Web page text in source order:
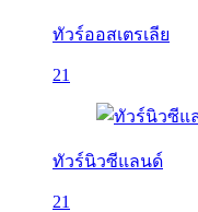
ทัวร์ออสเตรเลีย
21
ทัวร์นิวซีแลนด์
21